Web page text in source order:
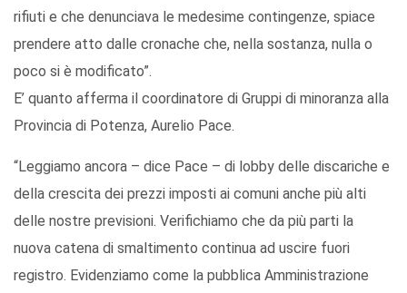
rifiuti e che denunciava le medesime contingenze, spiace
prendere atto dalle cronache che, nella sostanza, nulla o
poco si è modificato”.
E’ quanto afferma il coordinatore di Gruppi di minoranza alla
Provincia di Potenza, Aurelio Pace.
“Leggiamo ancora – dice Pace – di lobby delle discariche e
della crescita dei prezzi imposti ai comuni anche più alti
delle nostre previsioni. Verifichiamo che da più parti la
nuova catena di smaltimento continua ad uscire fuori
registro. Evidenziamo come la pubblica Amministrazione